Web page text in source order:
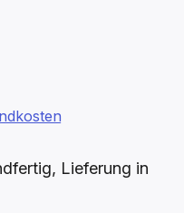
Lieferung in